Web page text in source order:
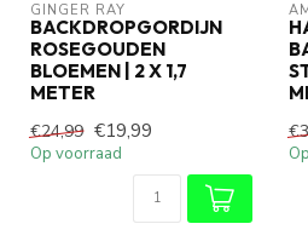
GINGER RAY
BACKDROPGORDIJN
ROSEGOUDEN
BLOEMEN | 2 X 1,7
METER
€24,99 €19,99
Op voorraad